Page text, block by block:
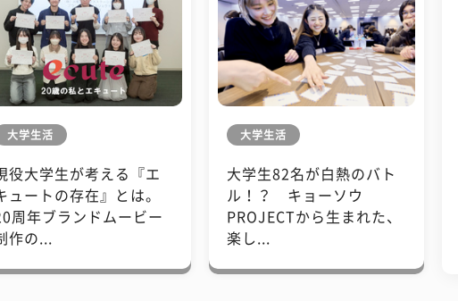
大学生活
役大学生が考える『エ
ュートの存在』とは。
周年ブランドムービー
作の...
大学生活
大学生82名が白熱のバト
ル！？ キョーソウ
PROJECTから生まれた、
楽し...